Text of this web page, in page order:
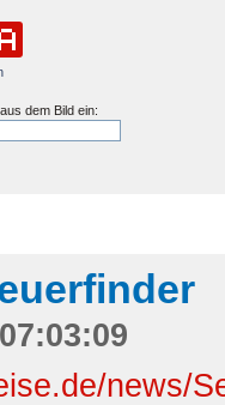
dem Bild ein:
news/